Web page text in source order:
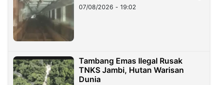
07/08/2026 - 19:02
Tambang Emas Ilegal Rusak
TNKS Jambi, Hutan Warisan
Dunia